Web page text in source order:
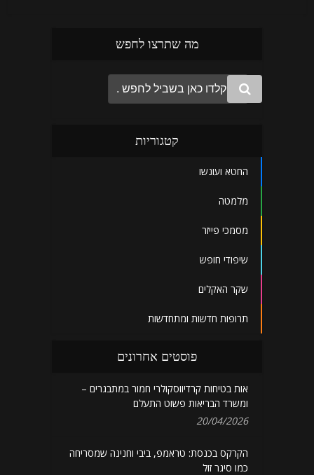
מה שתרצו לחפש
קטגוריות
החטא ועונשו
מלמטה
מסמכי פייזר
שיפודי חופש
שקר האקלים
תרופות חדשות ומתחדשות
פוסטים אחרונים
אות בטיחות קרדיווסקולרי חמור במתבגרים –
ומשרד הבריאות פשוט התעלם
20/04/2026
הקרקס בכנסת: טראמפ, ביבי וחנינה שמסריחה
כמו סיגר זול